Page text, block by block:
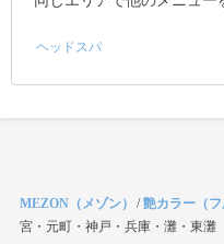
ヘッドスパ
MEZON（メゾン） /艶カラー（フ
宮・元町・神戸・兵庫・灘・東灘